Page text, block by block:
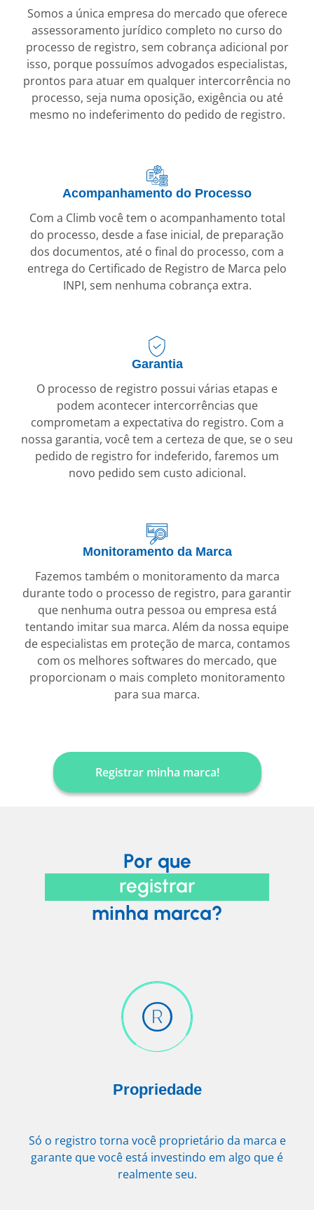
Somos a única empresa do mercado que oferece
assessoramento jurídico completo no curso do
processo de registro, sem cobrança adicional por
isso, porque possuímos advogados especialistas,
prontos para atuar em qualquer intercorrência no
processo, seja numa oposição, exigência ou até
mesmo no indeferimento do pedido de registro.
Acompanhamento do Processo
Com a Climb você tem o acompanhamento total
do processo, desde a fase inicial, de preparação
dos documentos, até o final do processo, com a
entrega do Certificado de Registro de Marca pelo
INPI, sem nenhuma cobrança extra.
Garantia
O processo de registro possui várias etapas e
podem acontecer intercorrências que
comprometam a expectativa do registro. Com a
nossa garantia, você tem a certeza de que, se o seu
pedido de registro for indeferido, faremos um
novo pedido sem custo adicional.
Monitoramento da Marca
Fazemos também o monitoramento da marca
durante todo o processo de registro, para garantir
que nenhuma outra pessoa ou empresa está
tentando imitar sua marca. Além da nossa equipe
de especialistas em proteção de marca, contamos
com os melhores softwares do mercado, que
proporcionam o mais completo monitoramento
para sua marca.
Registrar minha marca!
Por que
registrar
minha marca?
Propriedade
Só o registro torna você proprietário da marca e
garante que você está investindo em algo que é
realmente seu.